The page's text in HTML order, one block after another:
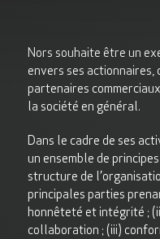
Nors souhaite être un
envers ses
partenaires
la société en général.
Dans le cadre de ses
un ensemble de
structure de
principales parties
honnêteté et intégrité ;
collaboration ; (iii)